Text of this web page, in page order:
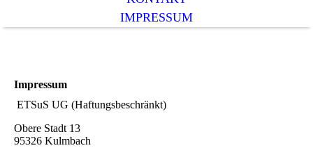
IMPRESSUM
Impressum
ETSuS UG (Haftungsbeschränkt)
Obere Stadt 13
95326 Kulmbach